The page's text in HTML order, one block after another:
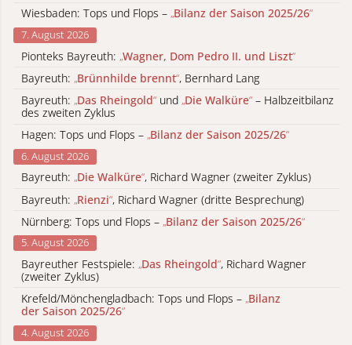
Wiesbaden: Tops und Flops – „Bilanz der Saison 2025/26“
7. August 2026
Pionteks Bayreuth: „Wagner, Dom Pedro II. und Liszt“
Bayreuth: „Brünnhilde brennt“, Bernhard Lang
Bayreuth: „Das Rheingold“ und „Die Walküre“ – Halbzeitbilanz
des zweiten Zyklus
Hagen: Tops und Flops – „Bilanz der Saison 2025/26“
6. August 2026
Bayreuth: „Die Walküre“, Richard Wagner (zweiter Zyklus)
Bayreuth: „Rienzi“, Richard Wagner (dritte Besprechung)
Nürnberg: Tops und Flops – „Bilanz der Saison 2025/26“
5. August 2026
Bayreuther Festspiele: „Das Rheingold“, Richard Wagner
(zweiter Zyklus)
Krefeld/Mönchengladbach: Tops und Flops – „Bilanz
der Saison 2025/26“
4. August 2026